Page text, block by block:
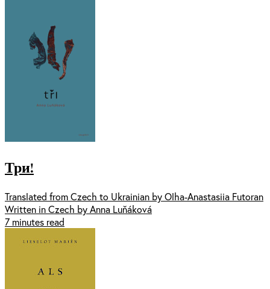
Три!
Translated from Czech to Ukrainian by Olha-Anastasiia Futoran
Written in Czech by Anna Luňáková
7 minutes read